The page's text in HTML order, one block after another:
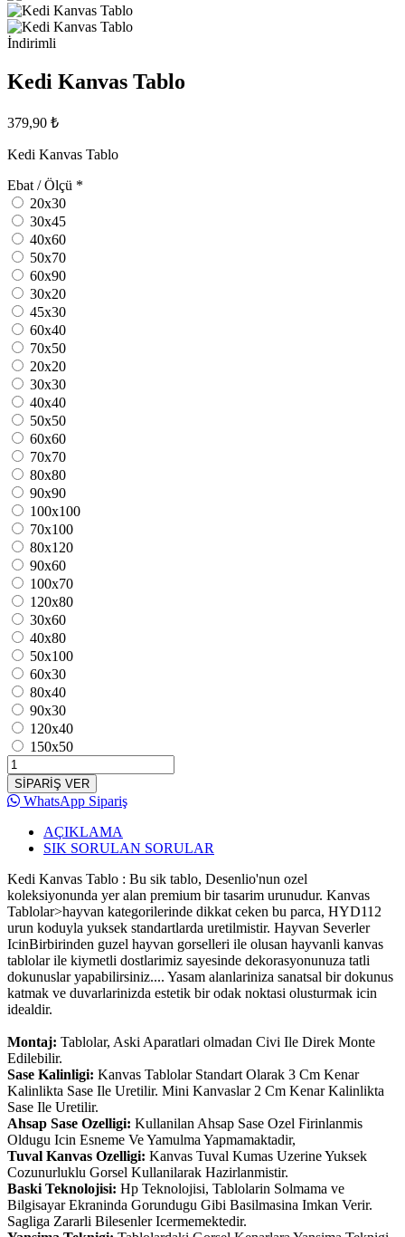
İndirimli
Kedi Kanvas Tablo
379,90 ₺
Kedi Kanvas Tablo
Ebat / Ölçü *
20x30
30x45
40x60
50x70
60x90
30x20
45x30
60x40
70x50
20x20
30x30
40x40
50x50
60x60
70x70
80x80
90x90
100x100
70x100
80x120
90x60
100x70
120x80
30x60
40x80
50x100
60x30
80x40
90x30
120x40
150x50
SİPARİŞ VER
WhatsApp Sipariş
AÇIKLAMA
SIK SORULAN SORULAR
Kedi Kanvas Tablo : Bu sik tablo, Desenlio'nun ozel
koleksiyonunda yer alan premium bir tasarim urunudur. Kanvas
Tablolar>hayvan kategorilerinde dikkat ceken bu parca, HYD112
urun koduyla yuksek standartlarda uretilmistir. Hayvan Severler
IcinBirbirinden guzel hayvan gorselleri ile olusan hayvanli kanvas
tablolar ile kiymetli dostlarimiz sayesinde dekorasyonunuza tatli
dokunuslar yapabilirsiniz.... Yasam alanlariniza sanatsal bir dokunus
katmak ve duvarlarinizda estetik bir odak noktasi olusturmak icin
idealdir.
Montaj: Tablolar, Aski Aparatlari olmadan Civi Ile Direk Monte
Edilebilir.
Sase Kalinligi: Kanvas Tablolar Standart Olarak 3 Cm Kenar
Kalinlikta Sase Ile Uretilir. Mini Kanvaslar 2 Cm Kenar Kalinlikta
Sase Ile Uretilir.
Ahsap Sase Ozelligi: Kullanilan Ahsap Sase Ozel Firinlanmis
Oldugu Icin Esneme Ve Yamulma Yapmamaktadir,
Tuval Kanvas Ozelligi: Kanvas Tuval Kumas Uzerine Yuksek
Cozunurluklu Gorsel Kullanilarak Hazirlanmistir.
Baski Teknolojisi: Hp Teknolojisi, Tablolarin Solmama ve
Bilgisayar Ekraninda Gorundugu Gibi Basilmasina Imkan Verir.
Sagliga Zararli Bilesenler Icermemektedir.